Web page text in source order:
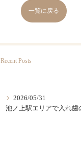
一覧に戻る
Recent Posts
2026/05/31